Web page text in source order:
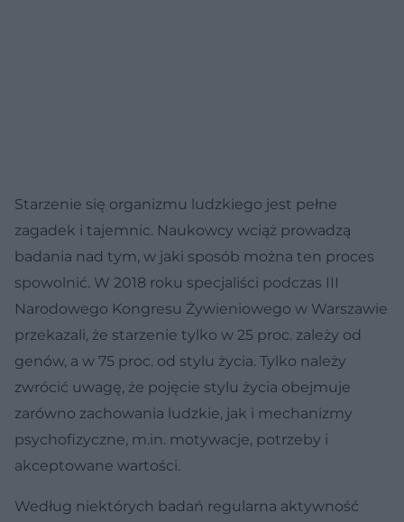
Starzenie się organizmu ludzkiego jest pełne
zagadek i tajemnic. Naukowcy wciąż prowadzą
badania nad tym, w jaki sposób można ten proces
spowolnić. W 2018 roku specjaliści podczas III
Narodowego Kongresu Żywieniowego w Warszawie
przekazali, że starzenie tylko w 25 proc. zależy od
genów, a w 75 proc. od stylu życia. Tylko należy
zwrócić uwagę, że pojęcie stylu życia obejmuje
zarówno zachowania ludzkie, jak i mechanizmy
psychofizyczne, m.in. motywacje, potrzeby i
akceptowane wartości.
Według niektórych badań regularna aktywność